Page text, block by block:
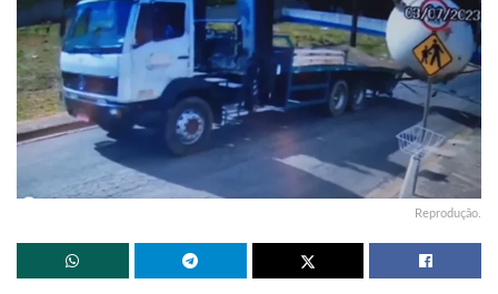
Reprodução.